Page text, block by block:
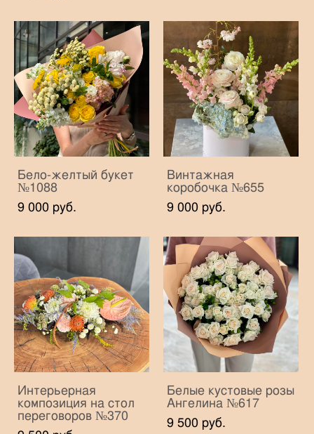
Бело-желтый букет
№1088
9 000 pуб.
Винтажная
коробочка №655
9 000 pуб.
Интерьерная
композиция на стол
переговоров №370
Белые кустовые розы
Ангелина №617
9 500 pуб.